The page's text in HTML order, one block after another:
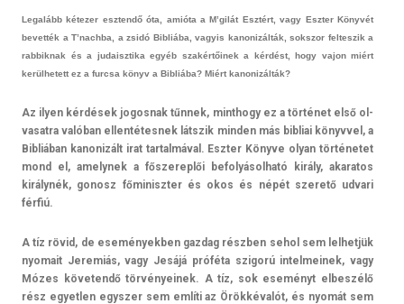
Legalább kétezer esztendő óta, amióta a M’gilát Esztért, vagy Eszt­er Könyvét
be­vet­ték a T’nachba, a zsidó Bibliába, vagyis kanonizál­ták, sokszor fel­teszik a
rab­biknak és a judaisztika egyéb szakértőinek a kérdést, hogy vajon miért
kerül­hetett ez a furcsa könyv a Bibliába? Miért kanonizál­ták?
Az ilyen kérdések jogos­nak tűnnek, minthogy ez a történet első ol­
vasat­ra valóban el­lentétes­nek látszik mind­en más bi­bliai könyv­vel, a
Bibliában kanonizált irat tar­talmáv­al. Eszt­er Könyve olyan történetet
mond el, amelynek a fős­zerep­lői be­folyásol­ható király, akaratos
királynék, gonosz főminiszt­er és okos és népét szerető ud­vari
férfiú.
A tíz rövid, de eseményekb­en gaz­dag részben sehol sem lel­hetjük
nyomait Jeremiás, vagy Jesájá próféta szigorú in­tel­meinek, vagy
Mózes követendő tör­vényeinek. A tíz, sok eseményt el­beszélő
rész egyetl­en egysz­er sem említi az Örökkévalót, és nyomát sem